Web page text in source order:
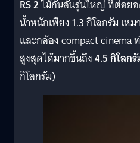
RS 2ไม้กันสั่นรุ่นใหญ่ ที่ต่อยอ
น้ำหนักเพียง 1.3 กิโลกรัม เห
และกล้อง compact cinema
สูงสุดได้มากขึ้นถึง4.5 กิโลก
กิโลกรัม)